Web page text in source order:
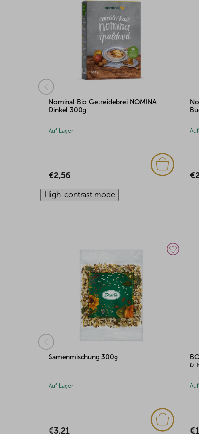
Nominal Bio Getreidebrei NOMINA
Dinkel 300g
Nominal
Buchweizen
€2,25
High-contrast mode
300g
BOMBUS BIO